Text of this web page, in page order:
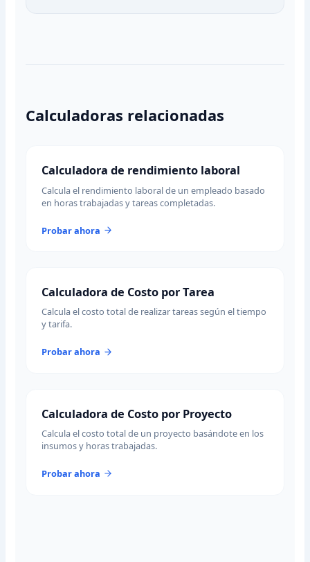
Calculadoras relacionadas
Calculadora de rendimiento laboral
Calcula el rendimiento laboral de un empleado basado
en horas trabajadas y tareas completadas.
Probar ahora
Calculadora de Costo por Tarea
Calcula el costo total de realizar tareas según el tiempo
y tarifa.
Probar ahora
Calculadora de Costo por Proyecto
Calcula el costo total de un proyecto basándote en los
insumos y horas trabajadas.
Probar ahora